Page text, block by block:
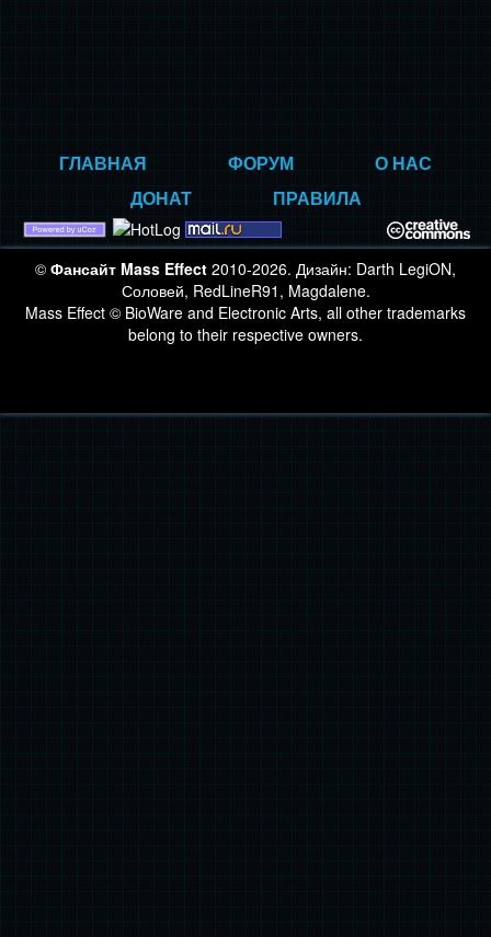
ГЛАВНАЯ ФОРУМ
О НАС
ДОНАТ
ПРАВИЛА
© Фансайт Mass Effect 2010-2026. Дизайн: Darth LegiON,
Соловей, RedLineR91, Magdalene.
Mass Effect © BioWare and Electronic Arts, all other trademarks
belong to their respective owners.